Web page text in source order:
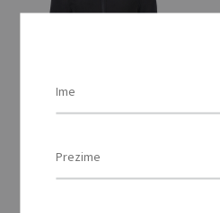
ženska soft shell jakna